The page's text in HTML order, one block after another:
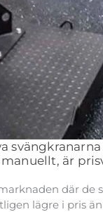
är
där de
lägre i pris